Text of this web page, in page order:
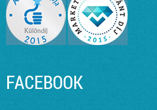
FACEBOOK